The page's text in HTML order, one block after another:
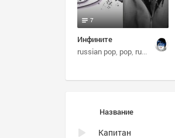
Инфините
7
russian pop pop russian dance
Название
Капитан